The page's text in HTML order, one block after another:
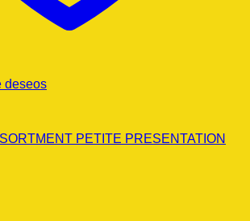
deseos
PETITE PRESENTATION